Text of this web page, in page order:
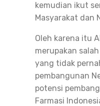
kemudian ikut
Masyarakat dan
Oleh karena itu
merupakan
yang tidak
pembangunan
potensi
Farmasi